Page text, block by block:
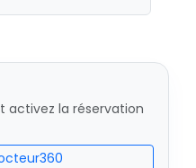
activez la réservation